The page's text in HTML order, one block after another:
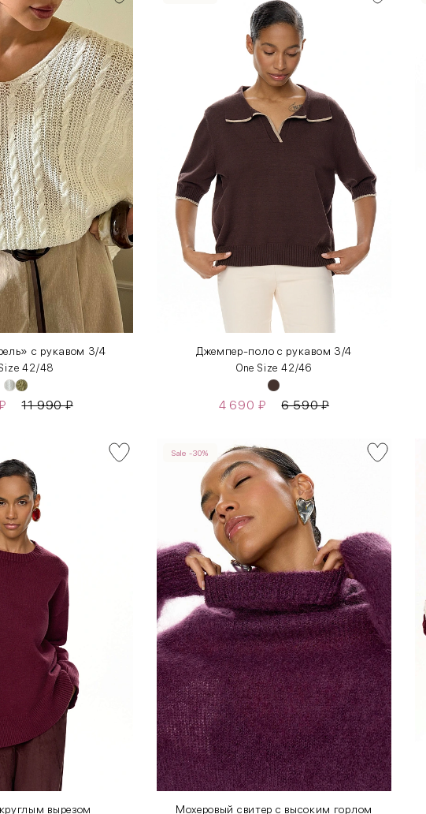
с рукавом 3/4
42/48
11 990₽
Джемпер-поло с рукавом 3/4
One Size 42/46
4 690 ₽ 6 590₽
вырезом
Sale -30%
Мохеровый свитер с высоким горлом